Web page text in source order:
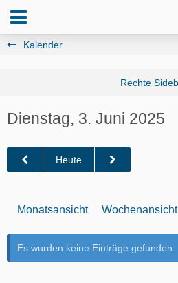
Kalender
Dienstag, 3. Juni 2025
Heute
Monatsansicht Wochenansicht
Es wurden keine Einträge gefunden.